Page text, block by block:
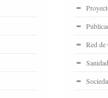
Red de
Sanidad